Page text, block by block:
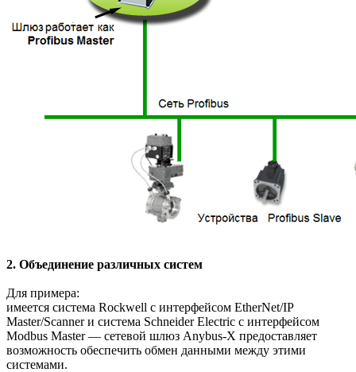
2. Объединение различных систем
Для примера:
имеется система Rockwell с интерфейсом EtherNet/IP
Master/Scanner и система Schneider Electric с интерфейсом
Modbus Master — сетевой шлюз Anybus-X предоставляет
возможность обеспечить обмен данными между этими
системами.